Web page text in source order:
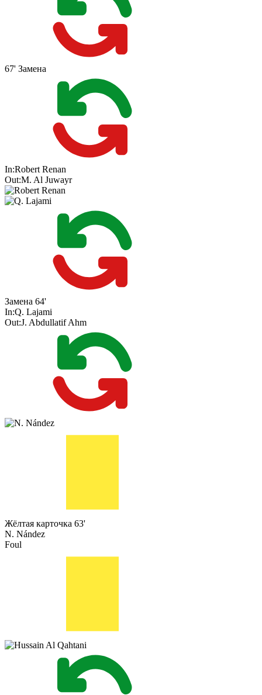
67' Замена
In:Robert Renan
Out:M. Al Juwayr
Замена 64'
In:Q. Lajami
Out:J. Abdullatif Ahm
Жёлтая карточка 63'
N. Nández
Foul